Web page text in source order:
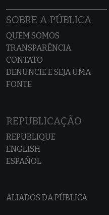
SOBRE A PÚBLICA
QUEM SOMOS
TRANSPARÊNCIA
CONTATO
DENUNCIE E SEJA UMA
FONTE
REPUBLICAÇÃO
REPUBLIQUE
ENGLISH
ESPAÑOL
ALIADOS DA PÚBLICA